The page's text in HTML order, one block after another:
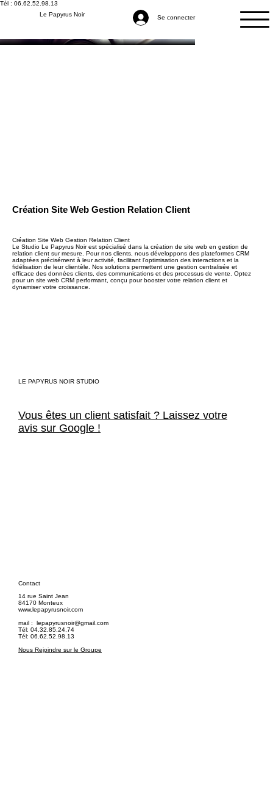
Le Papyrus Noir Se connecter
Tél : 06.62.52.98.13
Création Site Web Gestion Relation Client
Création Site Web Gestion Relation Client
Le Studio Le Papyrus Noir est spécialisé dans la création de site web en gestion de
relation client sur mesure. Pour nos clients, nous développons des plateformes CRM
adaptées précisément à leur activité, facilitant l'optimisation des interactions et la
fidélisation de leur clientèle. Nos solutions permettent une gestion centralisée et
efficace des données clients, des communications et des processus de vente. Optez
pour un site web CRM performant, conçu pour booster votre relation client et
dynamiser votre croissance.
LE PAPYRUS NOIR STUDIO
Vous êtes un client satisfait ? Laissez votre
avis sur Google !
Contact
14 rue Saint Jean
84170 Monteux
www.lepapyrusnoir.com
mail : lepapyrusnoir@gmail.com
Tél: 04.32.85.24.74
Tél: 06.62.52.98.13
Nous Rejoindre sur le Groupe